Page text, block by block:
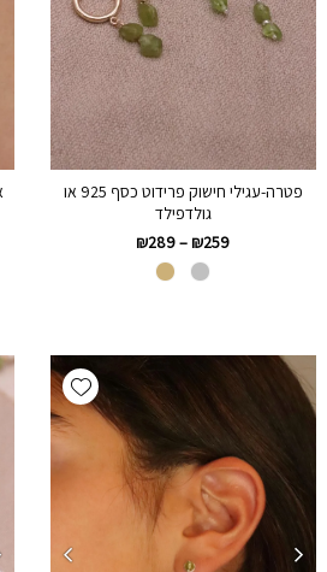
פטרה-עגילי חישוק פרידוט כסף 925 או
גולדפילד
₪259
–
₪289
wishlist